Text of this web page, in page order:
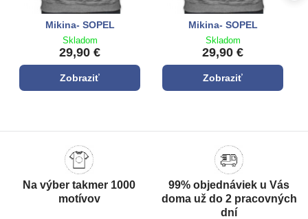
Mikina- SOPEL
Skladom
29,90 €
Zobraziť
Mikina- SOPEL
Skladom
29,90 €
Zobraziť
Na výber takmer 1000
motívov
99% objednáviek u Vás
doma už do 2 pracovných
dní